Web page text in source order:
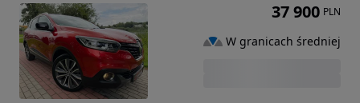
37 900 PLN
W granicach średniej